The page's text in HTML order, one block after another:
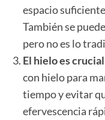
espacio
También se
pero no es lo
El hielo es
con hielo para
tiempo y evitar
efervescencia